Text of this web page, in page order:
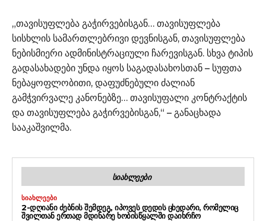
„თავისუფლება გაჭირვებისგან… თავისუფლება
სისხლის სამართლებრივი დევნისგან, თავისუფლება
ნებისმიერი ადმინისტრაციული ჩარევისგან. სხვა ტიპის
გადასახადები უნდა იყოს საგადასახოსთან – სუფთა
ნებაყოფლობითი, დაფუძნებული ძალიან
გამჭვირვალე კანონებზე… თავისუფალი კონტრაქტის
და თავისუფლება გაჭირვებისგან,“ – განაცხადა
სააკაშვილმა.
ᲡᲘᲐᲮᲚᲔᲔᲑᲘ
ᲡᲘᲐᲮᲚᲔᲔᲑᲘ
2-ᲓᲦᲘᲐᲜᲘ ᲫᲔᲑᲜᲘᲡ ᲨᲔᲛᲓᲔᲒ, ᲘᲞᲝᲕᲔᲡ ᲓᲔᲓᲘᲡ ᲪᲮᲔᲓᲐᲠᲘ, ᲠᲝᲛᲔᲚᲘᲪ
ᲨᲕᲘᲚᲗᲐᲜ ᲔᲠᲗᲐᲓ ᲛᲓᲘᲜᲐᲠᲔ ᲮᲝᲑᲘᲡᲬᲧᲐᲚᲨᲘ ᲓᲐᲘᲮᲠᲩᲝ